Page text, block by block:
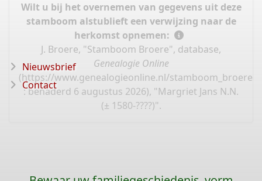
Wilt u bij het overnemen van gegevens uit deze
stamboom alstublieft een verwijzing naar de
herkomst opnemen:
J. Broere, "Stamboom Broere", database,
Genealogie Online
(https://www.genealogieonline.nl/stamboom_broere/
: benaderd 6 augustus 2026), "Margriet Jans N.N.
(± 1580-????)".
Nieuwsbrief
Contact